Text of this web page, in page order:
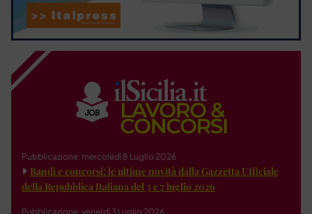
Pubblicazione: mercoledì 8 Luglio 2026
Bandi e concorsi: le ultime novità dalla Gazzetta Ufficiale
della Repubblica Italiana del 3 e 7 luglio 2026
Pubblicazione: venerdì 3 Luglio 2026